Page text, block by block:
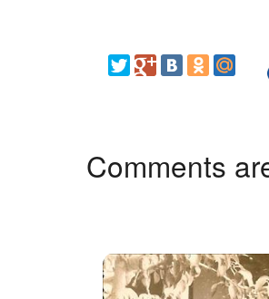
Comments